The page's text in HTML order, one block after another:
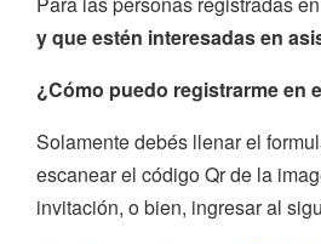
y que estén interesadas en
¿Cómo puedo registrarme en
Solamente debés llenar el
escanear el código Qr de la
invitación, o bien, ingresar al